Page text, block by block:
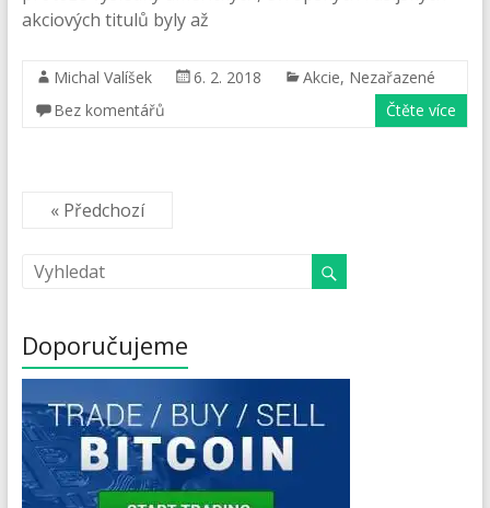
akciových titulů byly až
Michal Valíšek 6. 2. 2018 Akcie, Nezařazené
Bez komentářů
Čtěte více
« Předchozí
Doporučujeme